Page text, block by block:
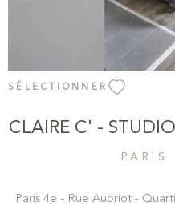
SÉLECTIONNER
CLAIRE C' -
Paris 4e - Rue Aubriot -